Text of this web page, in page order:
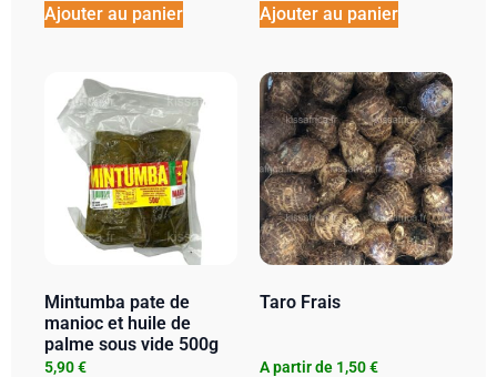
Ajouter au panier Ajouter au panier
Mintumba pate de
manioc et huile de
palme sous vide 500g
5,90€
Taro Frais
A partir de 1,50€